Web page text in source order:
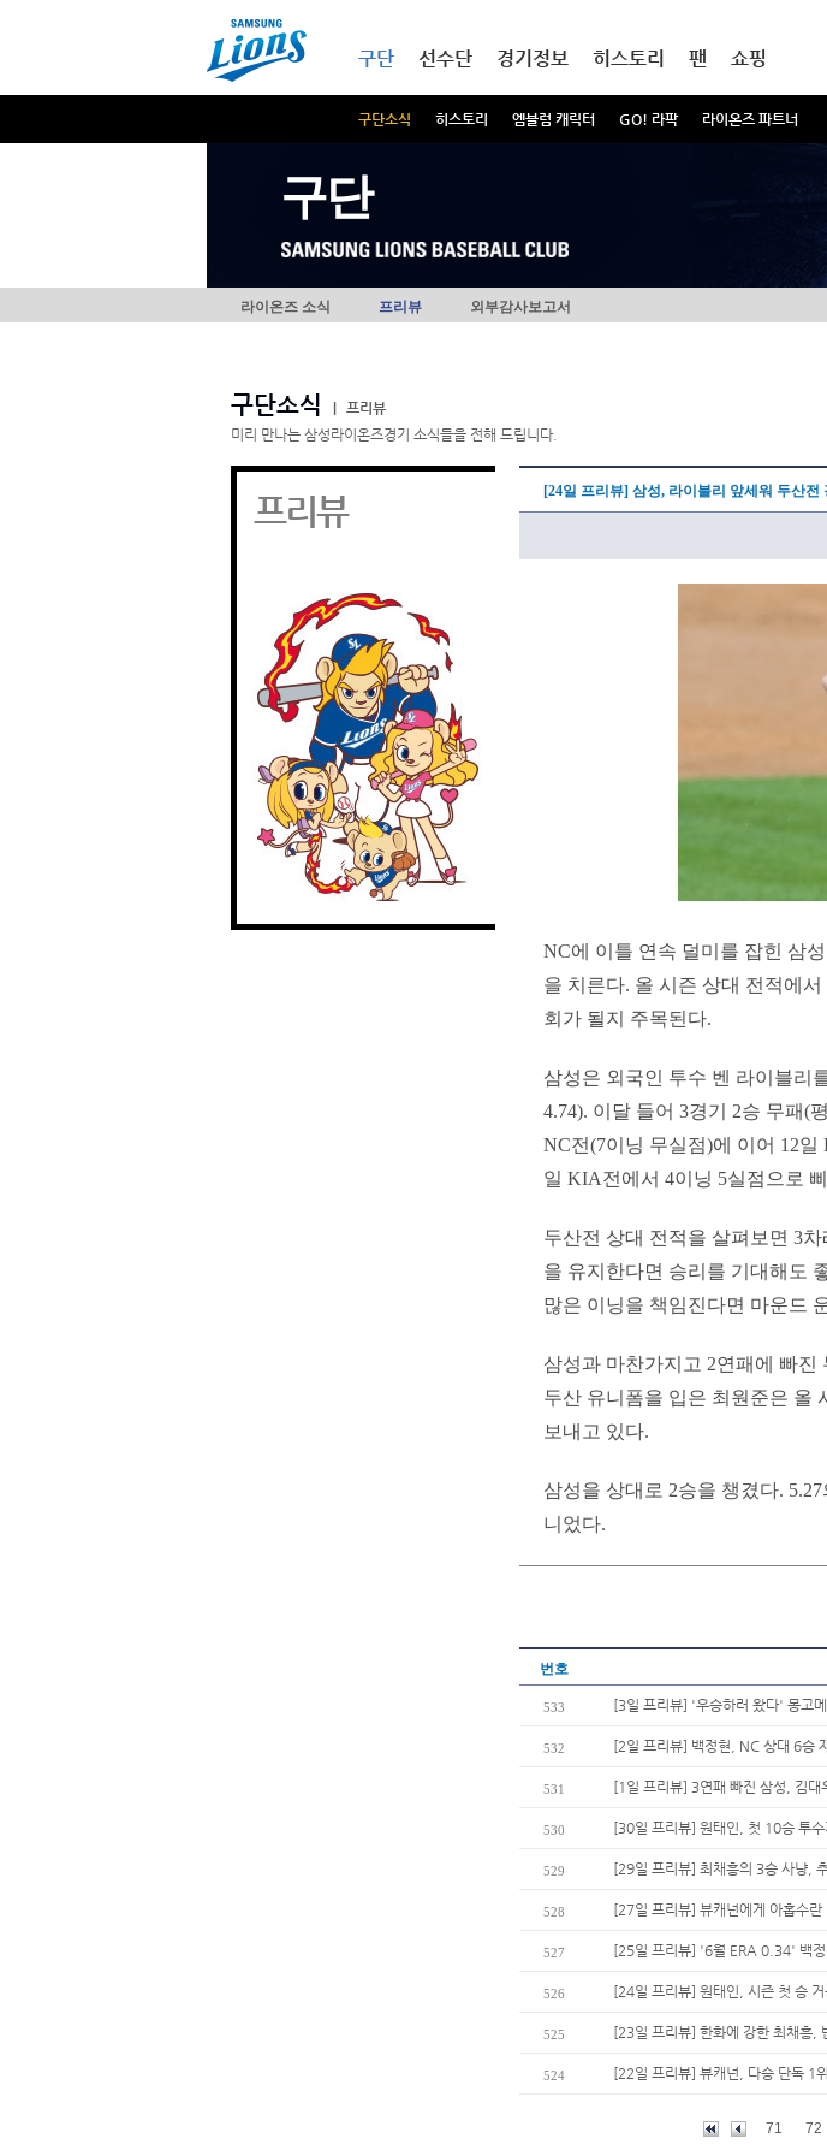
구단
구단소식 히스토리 엠블럼 캐릭터 GO! 라팍 라이온즈 파트너
선수단 경기정보 히스토리 팬 쇼핑
구단
라이온즈 소식 프리뷰 외부감사보고서
구단소식
프리뷰
미리 만나는 삼성라이온즈경기 소식들을 전해 드립니다.
프리뷰 [24일 프리뷰] 삼성, 라이블리 앞세워 두산전
NC에 이틀 연속 덜미를 잡힌 삼
을 치른다. 올 시즌 상대 전적에
회가 될지 주목된다.
삼성은 외국인 투수 벤 라이블리
4.74). 이달 들어 3경기 2승 무패(
NC전(7이닝 무실점)에 이어 12
일 KIA전에서 4이닝 5실점으로
두산전 상대 전적을 살펴보면 3
을 유지한다면 승리를 기대해도
많은 이닝을 책임진다면 마운드
삼성과 마찬가지고 2연패에 빠진
두산 유니폼을 입은 최원준은 올
보내고 있다.
삼성을 상대로 2승을 챙겼다.
니었다.
번호
533 [3일 프리뷰] '우승하러 왔다' 몽고
532 [2일 프리뷰] 백정현, NC 상대 6승
531 [1일 프리뷰] 3연패 빠진 삼성, 김대
530 [30일 프리뷰] 원태인, 첫 10승 투
529 [29일 프리뷰] 최채흥의 3승 사냥,
528 [27일 프리뷰] 뷰캐넌에게 아홉수
527 [25일 프리뷰] '6월 ERA 0.34' 백
526 [24일 프리뷰] 원태인, 시즌 첫 승
525 [23일 프리뷰] 한화에 강한 최채흥,
524 [22일 프리뷰] 뷰캐넌, 다승 단독 1
71 72